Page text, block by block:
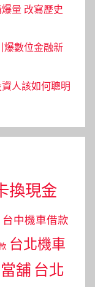
量 改寫歷史
爆數位金融新
人該如何聰明
換現金
台中機車借款
台北機車
舖 台北